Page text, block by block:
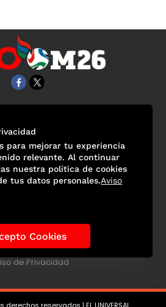
Lo viral Anécdotas Mundialistas
Tendencias Directorio
de Privacidad
para mejorar tu experiencia
relevante. Al continuar
nuestra política de cookies
tus datos personales.Aviso
Cookies